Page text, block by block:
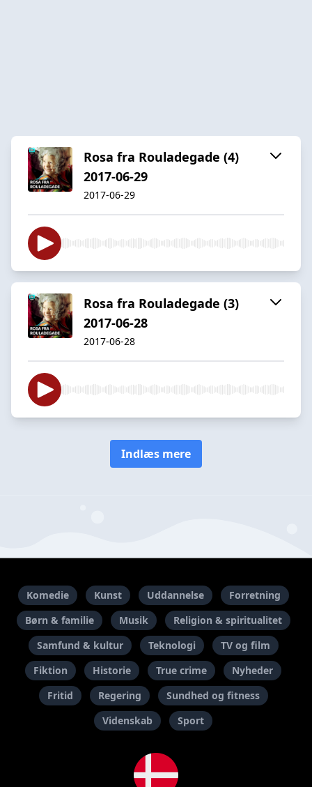
Rosa fra Rouladegade (4)
2017-06-29
2017-06-29
Rosa fra Rouladegade (3)
2017-06-28
2017-06-28
Indlæs mere
Komedie Kunst Uddannelse
Forretning
Børn & familie
Musik
Religion & spiritualitet
Samfund & kultur
Teknologi
TV og film
Fiktion
Historie True crime
Nyheder
Fritid
Regering
Sundhed og fitness
Videnskab
Sport